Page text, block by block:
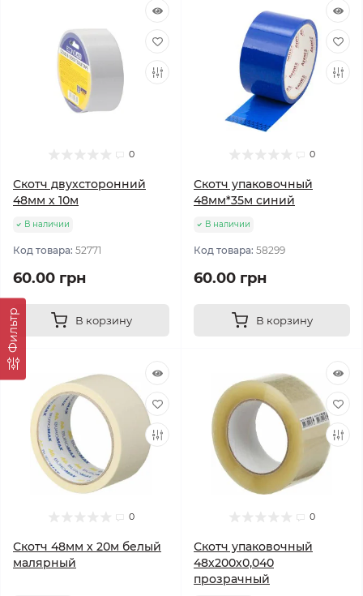
Фильтр
0
Скотч двухсторонний
48мм х 10м
В наличии
Код товара: 52771
60.00 грн
В корзину
0
Скотч упаковочный
48мм*35м синий
В наличии
Код товара: 58299
60.00 грн
В корзину
0
Скотч 48мм х 20м белый
малярный
0
Скотч упаковочный
48х200х0,040
прозрачный